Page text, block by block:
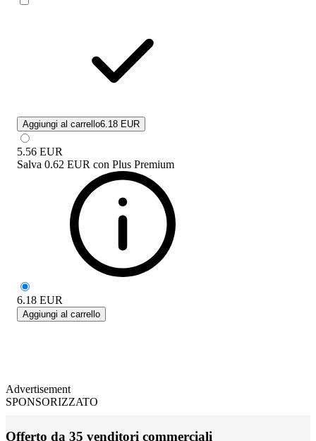
Aggiungi al carrello6.18 EUR
5.56 EUR
Salva 0.62 EUR con Plus Premium
6.18 EUR
Aggiungi al carrello
Advertisement
SPONSORIZZATO
Offerto da 35 venditori commerciali